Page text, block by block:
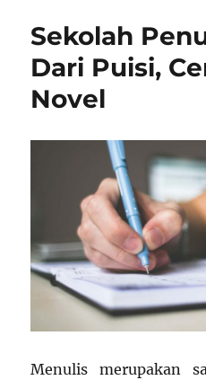
Sekolah
Dari Puisi,
Novel
Menulis merupakan